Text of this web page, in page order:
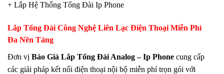
+ Lắp Hệ Thống Tổng Đài Ip Phone
Lắp Tổng Đài Công Nghệ Liên Lạc Điện Thoại Miễn Phí
Đa Nền Tảng
Đơn vị Báo Giá Lắp Tổng Đài Analog – Ip Phone cung cấp
các giải pháp kết nối điện thoại nội bộ miễn phí trọn gói với